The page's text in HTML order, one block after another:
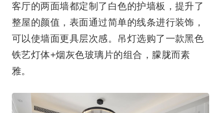
客厅的两面墙都定制了白色的护墙板，提升了
整屋的颜值，表面通过简单的线条进行装饰，
可以使墙面更具层次感。吊灯选购了一款黑色
铁艺灯体+烟灰色玻璃片的组合，朦胧而素
雅。